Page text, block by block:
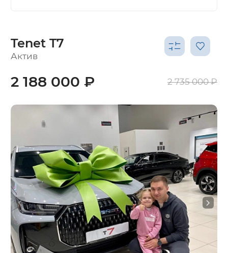
Tenet T7
Актив
2 188 000 ₽ 2 735 000 ₽